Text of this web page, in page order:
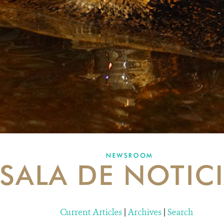
NEWSROOM
SALA DE
Current Articles | Archives | Search